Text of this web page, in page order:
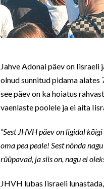
Jahve Adonai päev on Iisraeli
olnud sunnitud pidama
see päev on ka hoiatus
vaenlaste poolele ja ei aita
“Sest JHVH päev on ligidal
oma pea peale! Sest nõnda
rüüpavad, ja siis on, nagu ei
JHVH lubas Iisraeli